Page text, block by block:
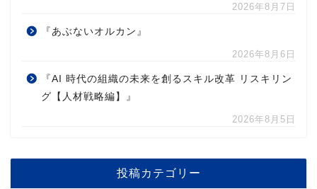
2026年8月7日
『あぶないオルカン』
2026年8月6日
『AI 時代の組織の未来を創るスキル改革 リスキリン
グ【人材戦略編】』
2026年8月5日
投稿カテゴリー